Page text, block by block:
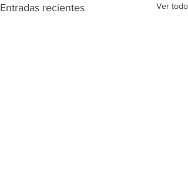
Entradas recientes Ver todo